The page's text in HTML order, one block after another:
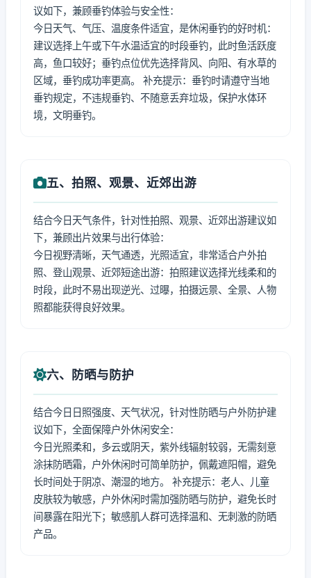
议如下，兼顾垂钓体验与安全性：
今日天气、气压、温度条件适宜，是休闲垂钓的好时机：
建议选择上午或下午水温适宜的时段垂钓，此时鱼活跃度
高，鱼口较好；垂钓点位优先选择背风、向阳、有水草的
区域，垂钓成功率更高。 补充提示：垂钓时请遵守当地
垂钓规定，不违规垂钓、不随意丢弃垃圾，保护水体环
境，文明垂钓。
五、拍照、观景、近郊出游
结合今日天气条件，针对性拍照、观景、近郊出游建议如
下，兼顾出片效果与出行体验：
今日视野清晰，天气通透，光照适宜，非常适合户外拍
照、登山观景、近郊短途出游：拍照建议选择光线柔和的
时段，此时不易出现逆光、过曝，拍摄远景、全景、人物
照都能获得良好效果。
六、防晒与防护
结合今日日照强度、天气状况，针对性防晒与户外防护建
议如下，全面保障户外休闲安全：
今日光照柔和，多云或阴天，紫外线辐射较弱，无需刻意
涂抹防晒霜，户外休闲时可简单防护，佩戴遮阳帽，避免
长时间处于阴凉、潮湿的地方。 补充提示：老人、儿童
皮肤较为敏感，户外休闲时需加强防晒与防护，避免长时
间暴露在阳光下；敏感肌人群可选择温和、无刺激的防晒
产品。